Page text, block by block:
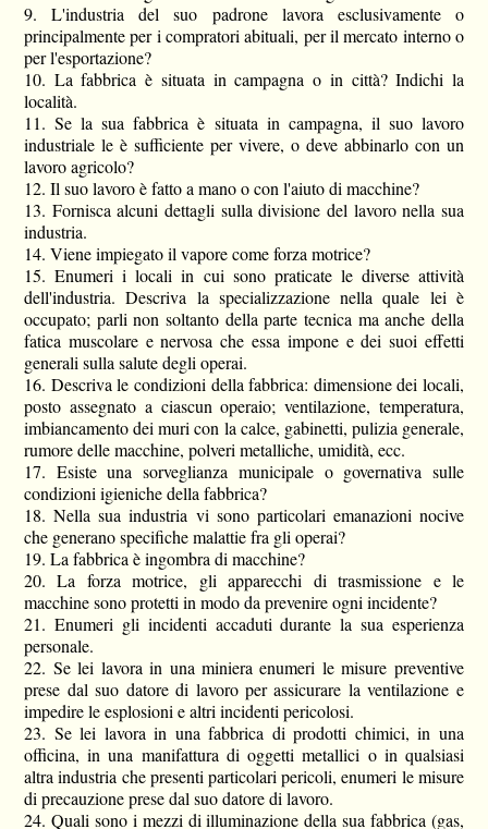
9. L'industria del suo padrone lavora esclusivamente o
principalmente per i compratori abituali, per il mercato interno o
per l'esportazione?
10. La fabbrica è situata in campagna o in città? Indichi la
località.
11. Se la sua fabbrica è situata in campagna, il suo lavoro
industriale le è sufficiente per vivere, o deve abbinarlo con un
lavoro agricolo?
12. Il suo lavoro è fatto a mano o con l'aiuto di macchine?
13. Fornisca alcuni dettagli sulla divisione del lavoro nella sua
industria.
14. Viene impiegato il vapore come forza motrice?
15. Enumeri i locali in cui sono praticate le diverse attività
dell'industria. Descriva la specializzazione nella quale lei è
occupato; parli non soltanto della parte tecnica ma anche della
fatica muscolare e nervosa che essa impone e dei suoi effetti
generali sulla salute degli operai.
16. Descriva le condizioni della fabbrica: dimensione dei locali,
posto assegnato a ciascun operaio; ventilazione, temperatura,
imbiancamento dei muri con la calce, gabinetti, pulizia generale,
rumore delle macchine, polveri metalliche, umidità, ecc.
17. Esiste una sorveglianza municipale o governativa sulle
condizioni igieniche della fabbrica?
18. Nella sua industria vi sono particolari emanazioni nocive
che generano specifiche malattie fra gli operai?
19. La fabbrica è ingombra di macchine?
20. La forza motrice, gli apparecchi di trasmissione e le
macchine sono protetti in modo da pre­venire ogni incidente?
21. Enumeri gli incidenti accaduti durante la sua esperienza
personale.
22. Se lei lavora in una miniera enumeri le misure preventive
prese dal suo datore di lavoro per assicurare la ventilazione e
impedire le esplosioni e altri incidenti pericolosi.
23. Se lei lavora in una fabbrica di prodotti chimici, in una
officina, in una manifattura di oggetti metallici o in qualsiasi
altra industria che presenti particolari pericoli, enumeri le misure
di precauzione prese dal suo datore di lavoro.
24. Quali sono i mezzi di illuminazione della sua fabbrica (gas,